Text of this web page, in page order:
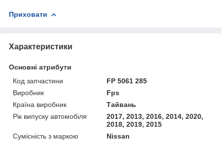
Приховати
Характеристики
Основні атрибути
Код запчастини
FP 5061 285
Виробник
Fps
Країна виробник
Тайвань
Рік випуску автомобіля
2017, 2013, 2016, 2014, 2020,
2018, 2019, 2015
Сумісність з маркою
Nissan